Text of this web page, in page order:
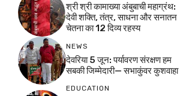
श्री श्री कामाख्या अंबुबाची महाग्रंथ:
देवी शक्ति, तंत्र, साधना और सनातन
चेतना का 12 दिव्य रहस्य
NEWS
देवरिया 5 जून: पर्यावरण संरक्षण हम
सबकी जिम्मेदारी— सभाकुंवर कुशवाहा
EDUCATION